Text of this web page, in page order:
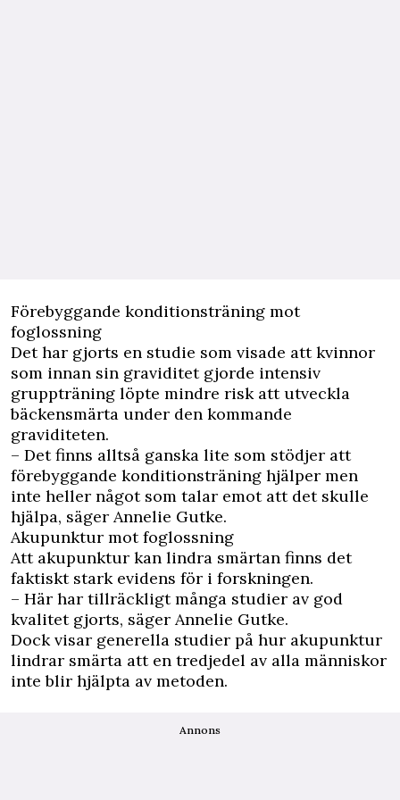
Förebyggande konditionsträning mot
foglossning
Det har gjorts en studie som visade att kvinnor
som innan sin graviditet gjorde intensiv
gruppträning löpte mindre risk att utveckla
bäckensmärta under den kommande
graviditeten.
– Det finns alltså ganska lite som stödjer att
förebyggande konditionsträning hjälper men
inte heller något som talar emot att det skulle
hjälpa, säger Annelie Gutke.
Akupunktur mot foglossning
Att akupunktur kan lindra smärtan finns det
faktiskt stark evidens för i forskningen.
– Här har tillräckligt många studier av god
kvalitet gjorts, säger Annelie Gutke.
Dock visar generella studier på hur akupunktur
lindrar smärta att en tredjedel av alla människor
inte blir hjälpta av metoden.
Annons